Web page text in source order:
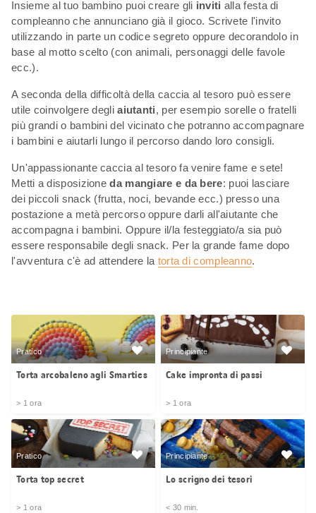
Insieme al tuo bambino puoi creare gli inviti alla festa di
compleanno che annunciano già il gioco. Scrivete l'invito
utilizzando in parte un codice segreto oppure decorandolo in
base al motto scelto (con animali, personaggi delle favole
ecc.).
A seconda della difficoltà della caccia al tesoro può essere
utile coinvolgere degliaiutanti, per esempio sorelle o fratelli
più grandi o bambini del vicinato che potranno accompagnare
i bambini e aiutarli lungo il percorso dando loro consigli.
Un'appassionante caccia al tesoro fa venire fame e sete!
Metti a disposizioneda mangiare e da bere: puoi lasciare
dei piccoli snack (frutta, noci, bevande ecc.) presso una
postazione a metà percorso oppure darli all'aiutante che
accompagna i bambini. Oppure il/la festeggiato/a sia può
essere responsabile degli snack. Per la grande fame dopo
l'avventura c'è ad attendere la torta di compleanno.
Pratico
Torta arcobaleno agli Smarties
> 1 ora
Principiante
Cake impronta di passi
> 1 ora
Pratico
Torta top secret
> 1 ora
Principiante
Lo scrigno dei tesori
< 30 min.